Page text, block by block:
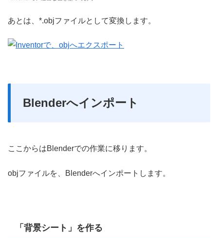
あとは、*.objファイルとして変換します。
Blenderへインポート
ここからはBlenderでの作業に移ります。
objファイルを、Blenderへインポートします。
「背景シート」を作る